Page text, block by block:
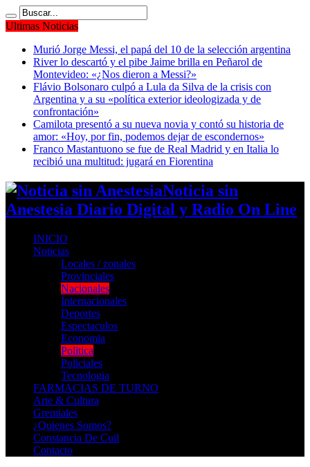
Ultimas Noticias
Murió Jorge Messi, el papá del 10 de la selección argentina
River lo descartó y el pibe Jaime brilla en Peñarol de
Montevideo: «¿Nos dieron a Messi?»
Flávio Bolsonaro culpó a Lula da Silva de la crisis con
Argentina y a su «política exterior ideologizada y de
confrontación»
Camilota presentó a su nueva novia y contó su historia de
amor: «Hoy, por fin, podemos dejar de escondernos»
Franco Mastantuono se fue de Real Madrid y en Italia lo
recibió una multitud: jugará en Fiorentina
Noticia sin
Anestesia Diario Digital y Radio On Line
INICIO
Noticias
Locales / zonales
Provinciales
Nacionales
Internacionales
Deportes
Espectaculos
Economia
Politica
Policiales
Tecnologia
FARMACIAS DE TURNO
Arte & Cultura
Gremiales
¿Quienes Somos?
Constancia De Cuil
Contacto